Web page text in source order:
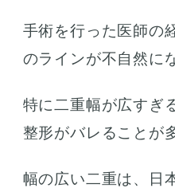
手術を行った医師の
のラインが不自然に
特に二重幅が広すぎ
整形がバレることが
幅の広い二重は、日